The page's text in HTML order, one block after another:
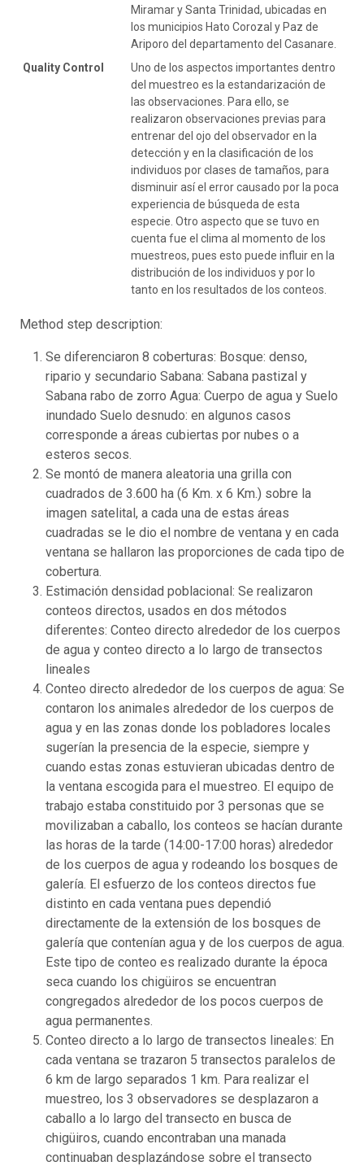
Miramar y Santa Trinidad, ubicadas en
los municipios Hato Corozal y Paz de
Ariporo del departamento del Casanare.
Quality Control
Uno de los aspectos importantes dentro
del muestreo es la estandarización de
las observaciones. Para ello, se
realizaron observaciones previas para
entrenar del ojo del observador en la
detección y en la clasificación de los
individuos por clases de tamaños, para
disminuir así el error causado por la poca
experiencia de búsqueda de esta
especie. Otro aspecto que se tuvo en
cuenta fue el clima al momento de los
muestreos, pues esto puede influir en la
distribución de los individuos y por lo
tanto en los resultados de los conteos.
Method step description:
Se diferenciaron 8 coberturas: Bosque: denso,
ripario y secundario Sabana: Sabana pastizal y
Sabana rabo de zorro Agua: Cuerpo de agua y Suelo
inundado Suelo desnudo: en algunos casos
corresponde a áreas cubiertas por nubes o a
esteros secos.
Se montó de manera aleatoria una grilla con
cuadrados de 3.600 ha (6 Km. x 6 Km.) sobre la
imagen satelital, a cada una de estas áreas
cuadradas se le dio el nombre de ventana y en cada
ventana se hallaron las proporciones de cada tipo de
cobertura.
Estimación densidad poblacional: Se realizaron
conteos directos, usados en dos métodos
diferentes: Conteo directo alrededor de los cuerpos
de agua y conteo directo a lo largo de transectos
lineales
Conteo directo alrededor de los cuerpos de agua: Se
contaron los animales alrededor de los cuerpos de
agua y en las zonas donde los pobladores locales
sugerían la presencia de la especie, siempre y
cuando estas zonas estuvieran ubicadas dentro de
la ventana escogida para el muestreo. El equipo de
trabajo estaba constituido por 3 personas que se
movilizaban a caballo, los conteos se hacían durante
las horas de la tarde (14:00-17:00 horas) alrededor
de los cuerpos de agua y rodeando los bosques de
galería. El esfuerzo de los conteos directos fue
distinto en cada ventana pues dependió
directamente de la extensión de los bosques de
galería que contenían agua y de los cuerpos de agua.
Este tipo de conteo es realizado durante la época
seca cuando los chigüiros se encuentran
congregados alrededor de los pocos cuerpos de
agua permanentes.
Conteo directo a lo largo de transectos lineales: En
cada ventana se trazaron 5 transectos paralelos de
6 km de largo separados 1 km. Para realizar el
muestreo, los 3 observadores se desplazaron a
caballo a lo largo del transecto en busca de
chigüiros, cuando encontraban una manada
continuaban desplazándose sobre el transecto